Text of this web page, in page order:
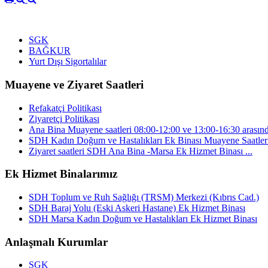
SGK
BAĞKUR
Yurt Dışı Sigortalılar
Muayene ve Ziyaret Saatleri
Refakatçi Politikası
Ziyaretçi Politikası
Ana Bina Muayene saatleri 08:00-12:00 ve 13:00-16:30
SDH Kadın Doğum ve Hastalıkları Ek Binası Muayene
Ziyaret saatleri SDH Ana Bina -Marsa Ek Hizmet Binası ...
Ek Hizmet Binalarımız
SDH Toplum ve Ruh Sağlığı (TRSM) Merkezi (Kıbrıs Cad.)
SDH Baraj Yolu (Eski Askeri Hastane) Ek Hizmet Binası
SDH Marsa Kadın Doğum ve Hastalıkları Ek Hizmet Binası
Anlaşmalı Kurumlar
SGK